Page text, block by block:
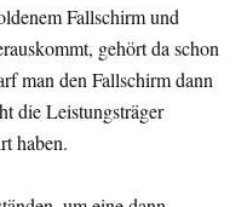
Fallschirm und
gehört da schon
man den Fallschirm dann
die Leistungsträger
haben.